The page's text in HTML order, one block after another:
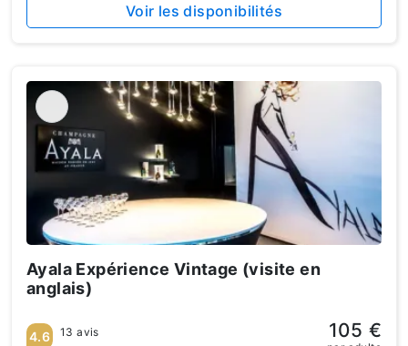
Voir les disponibilités
Ayala Expérience Vintage (visite en
anglais)
4.6 13 avis 105 €